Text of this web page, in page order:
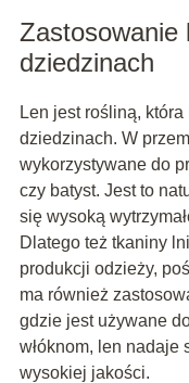
Zastosowanie
dziedzinach
Len jest rośliną,
dziedzinach. W
wykorzystywane do
czy batyst. Jest to
się wysoką
Dlatego też tkaniny
produkcji odzieży,
ma również
gdzie jest używane
włóknom, len
wysokiej jakości.